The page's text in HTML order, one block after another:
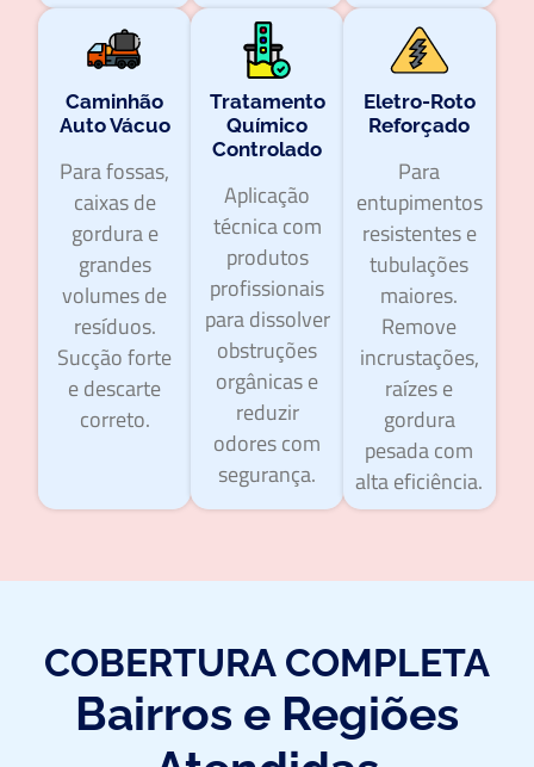
Caminhão
Auto Vácuo
Para fossas,
caixas de
gordura e
grandes
volumes de
resíduos.
Sucção forte
e descarte
correto.
Tratamento
Químico
Controlado
Aplicação
técnica com
produtos
profissionais
para dissolver
obstruções
orgânicas e
reduzir
odores com
segurança.
Eletro-Roto
Reforçado
Para
entupimentos
resistentes e
tubulações
maiores.
Remove
incrustações,
raízes e
gordura
pesada com
alta eficiência.
COBERTURA COMPLETA
Bairros e Regiões